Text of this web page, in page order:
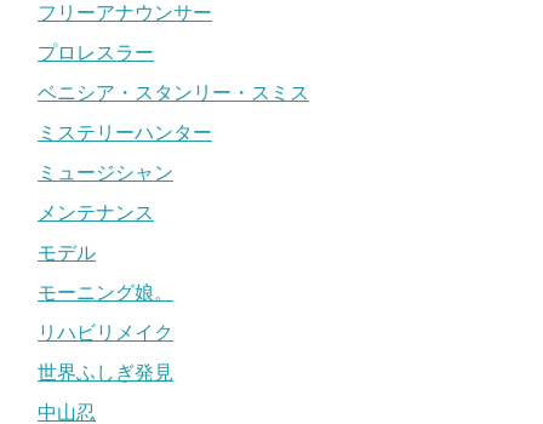
フリーアナウンサー
プロレスラー
ベニシア・スタンリー・スミス
ミステリーハンター
ミュージシャン
メンテナンス
モデル
モーニング娘。
リハビリメイク
世界ふしぎ発見
中山忍